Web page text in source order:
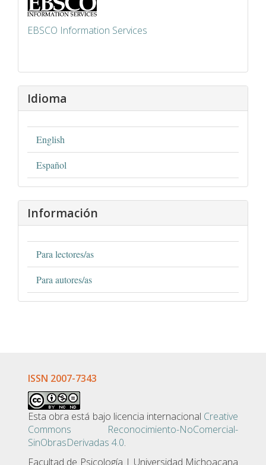
EBSCO Information Services
Idioma
English
Español
Información
Para lectores/as
Para autores/as
ISSN 2007-7343
Esta obra está bajo licencia internacional Creative
Commons Reconocimiento-NoComercial-
SinObrasDerivadas 4.0.
Facultad de Psicologí­a | Universidad Michoacana